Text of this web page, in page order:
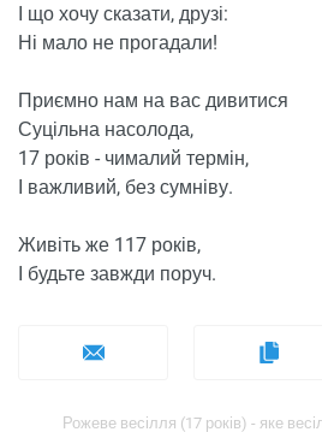
І що хочу сказати, друзі:
Ні мало не прогадали!
Приємно нам на вас дивитися
Суцільна насолода,
17 років - чималий термін,
І важливий, без сумніву.
Живіть же 117 років,
І будьте завжди поруч.
Рожеве весілля (17 років) - яке